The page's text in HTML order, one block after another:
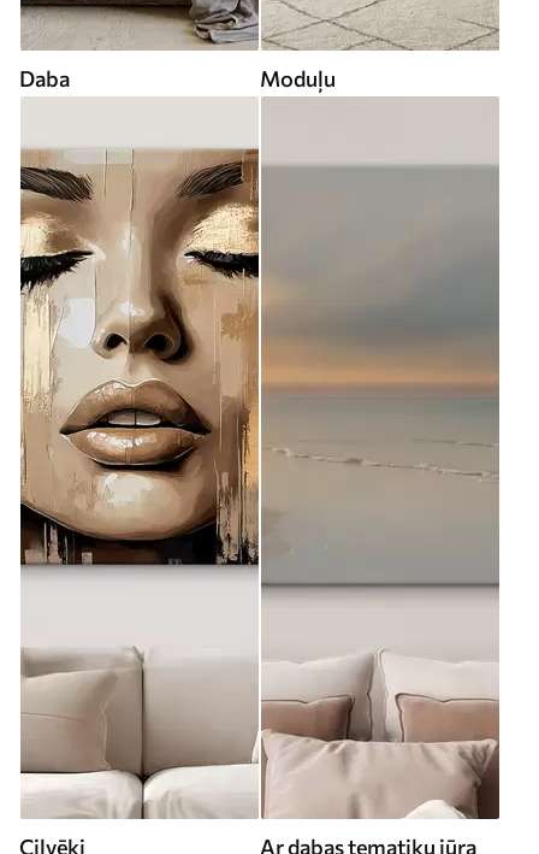
Daba Moduļu
Cilvēki Ar dabas tematiku jūra